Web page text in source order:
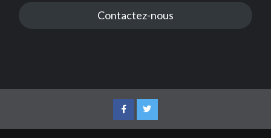
Contactez-nous
FacebookTwitter